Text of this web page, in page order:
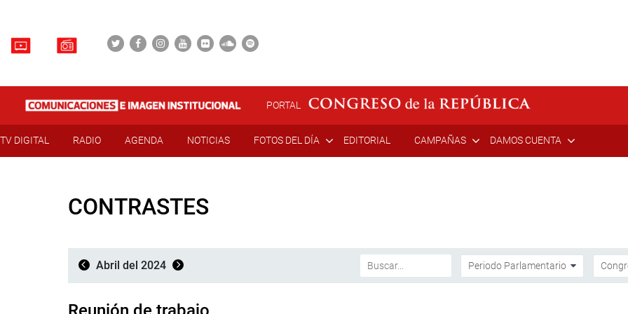
PORTAL
TV DIGITAL RADIO AGENDA NOTICIAS FOTOS DEL DÍA EDITORIAL CAMPAÑAS DAMOS CUENTA
CONTRASTES
Abril del 2024